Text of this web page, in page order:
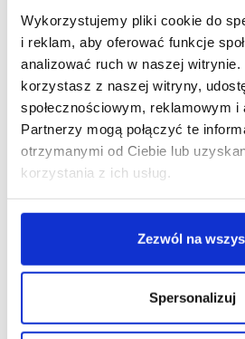
Wykorzystujemy pliki cookie do
i reklam, aby oferować funkcje
analizować ruch w naszej
korzystasz z naszej witryny,
społecznościowym, reklamowym i
Partnerzy mogą połączyć te
otrzymanymi od Ciebie lub
korzystania z ich usług.
Zezwól na
Spersonalizuj